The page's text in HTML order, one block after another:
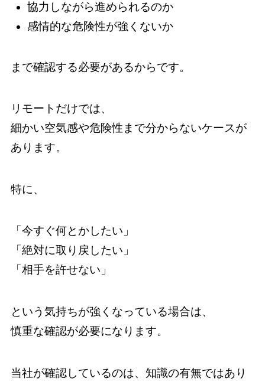
協力しながら進められるのか
感情的な危険性が強くないか
まで確認する必要があるからです。
リモートだけでは、
細かい空気感や危険性まで分からないケースが
あります。
特に、
「今すぐ何とかしたい」
「絶対に取り戻したい」
「相手を許せない」
という気持ちが強くなっている場合は、
慎重な確認が必要になります。
当社が確認しているのは、知識の有無ではあり